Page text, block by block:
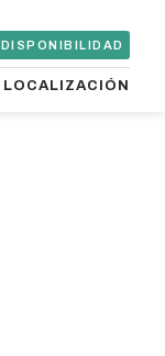
DISPONIBILIDAD
LOCALIZACIÓN